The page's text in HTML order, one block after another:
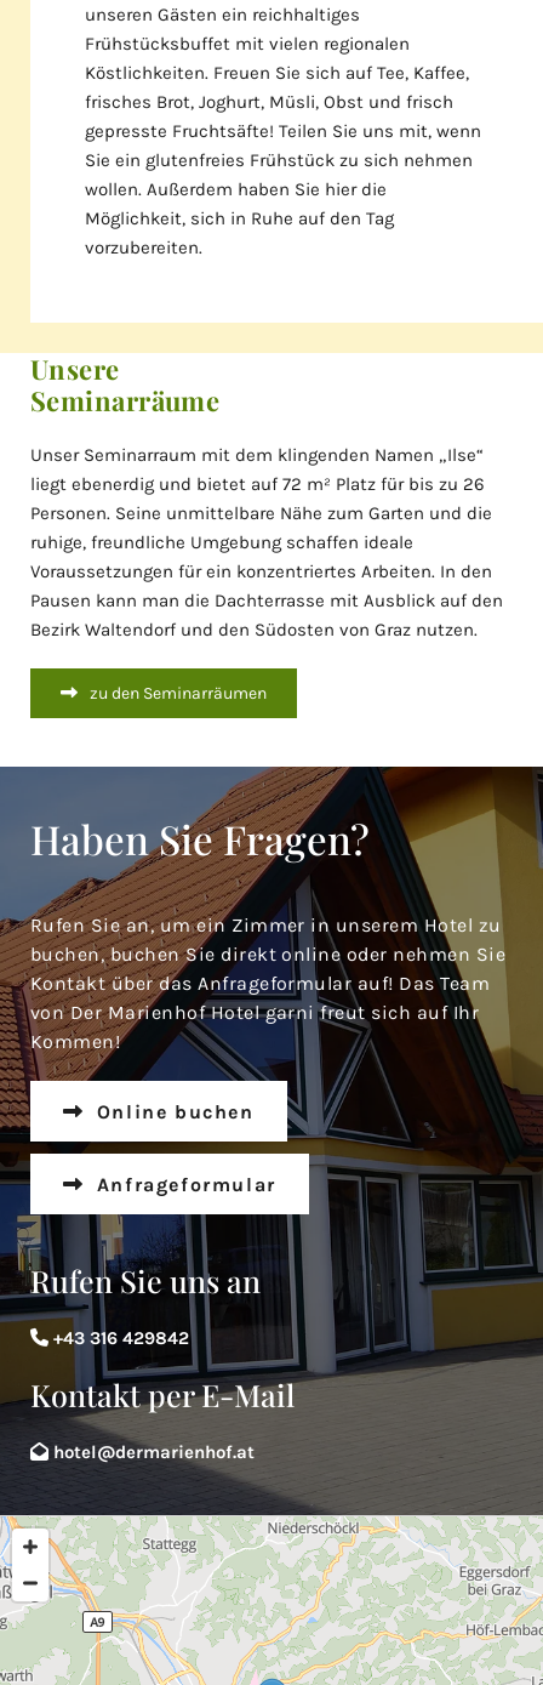
unseren Gästen ein reichhaltiges
Frühstücksbuffet mit vielen regionalen
Köstlichkeiten. Freuen Sie sich auf Tee, Kaffee,
frisches Brot, Joghurt, Müsli, Obst und frisch
gepresste Fruchtsäfte! Teilen Sie uns mit, wenn
Sie ein glutenfreies Frühstück zu sich nehmen
wollen. Außerdem haben Sie hier die
Möglichkeit, sich in Ruhe auf den Tag
vorzubereiten.
Unsere
Seminarräume
Unser Seminarraum mit dem klingenden Namen „Ilse“
liegt ebenerdig und bietet auf 72 m² Platz für bis zu 26
Personen. Seine unmittelbare Nähe zum Garten und die
ruhige, freundliche Umgebung schaffen ideale
Voraussetzungen für ein konzentriertes Arbeiten. In den
Pausen kann man die Dachterrasse mit Ausblick auf den
Bezirk Waltendorf und den Südosten von Graz nutzen.
zu den Seminarräumen
Haben Sie Fragen?
Rufen Sie an, um ein Zimmer in unserem Hotel zu
buchen, buchen Sie direkt online oder nehmen Sie
Kontakt über das Anfrageformular auf! Das Team
von Der Marienhof Hotel garni freut sich auf Ihr
Kommen!
Online buchen
Anfrageformular
Rufen Sie uns an
 +43 316 429842
Kontakt per E-Mail
 hotel@dermarienhof.at